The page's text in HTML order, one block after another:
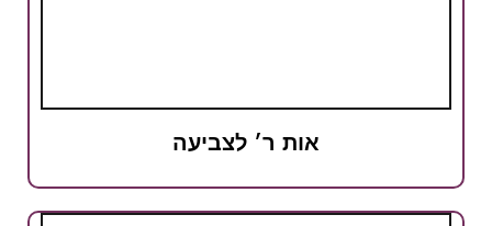
אות ר׳ לצביעה